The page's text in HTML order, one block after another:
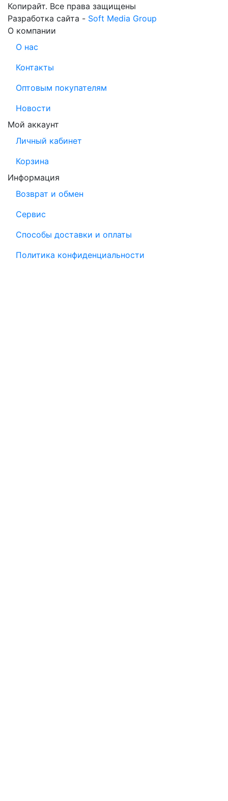
Копирайт. Все права защищены
Разработка сайта - Soft Media Group
О компании
О нас
Контакты
Оптовым покупателям
Новости
Мой аккаунт
Личный кабинет
Корзина
Информация
Возврат и обмен
Сервис
Способы доставки и оплаты
Политика конфиденциальности